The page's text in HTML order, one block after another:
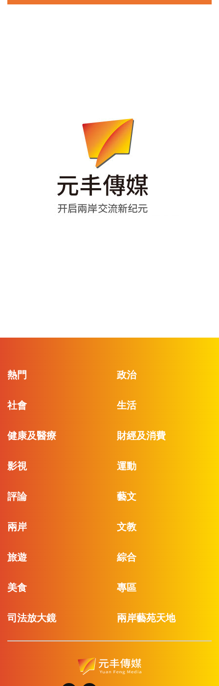
熱門 政治
社會 生活
健康及醫療 財經及消費
影視 運動
評論 藝文
兩岸 文教
旅遊 綜合
美食 專區
司法放大鏡 兩岸藝苑天地